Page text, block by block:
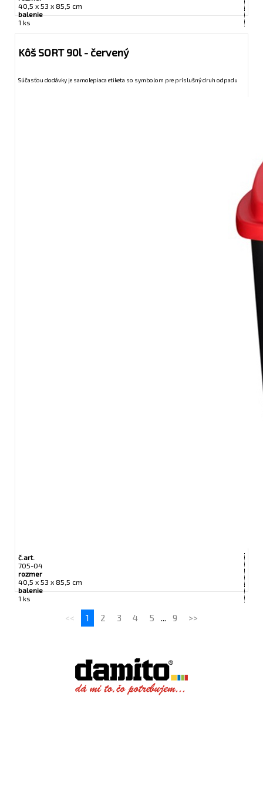
40,5 x 53 x 85,5 cm
balenie
1 ks
Kôš SORT 90l - červený
Súčasťou dodávky je samolepiaca etiketa so symbolom pre príslušný druh odpadu
č.art.
705-04
rozmer
40,5 x 53 x 85,5 cm
balenie
1 ks
<< 1 2 3 4 5 9 >>